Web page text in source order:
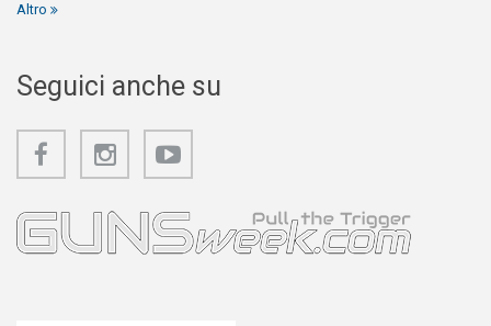
Altro
Seguici anche su